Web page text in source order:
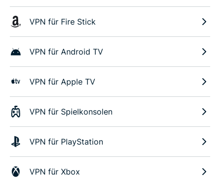
VPN für Fire Stick
VPN für Android TV
VPN für Apple TV
VPN für Spielkonsolen
VPN für PlayStation
VPN für Xbox